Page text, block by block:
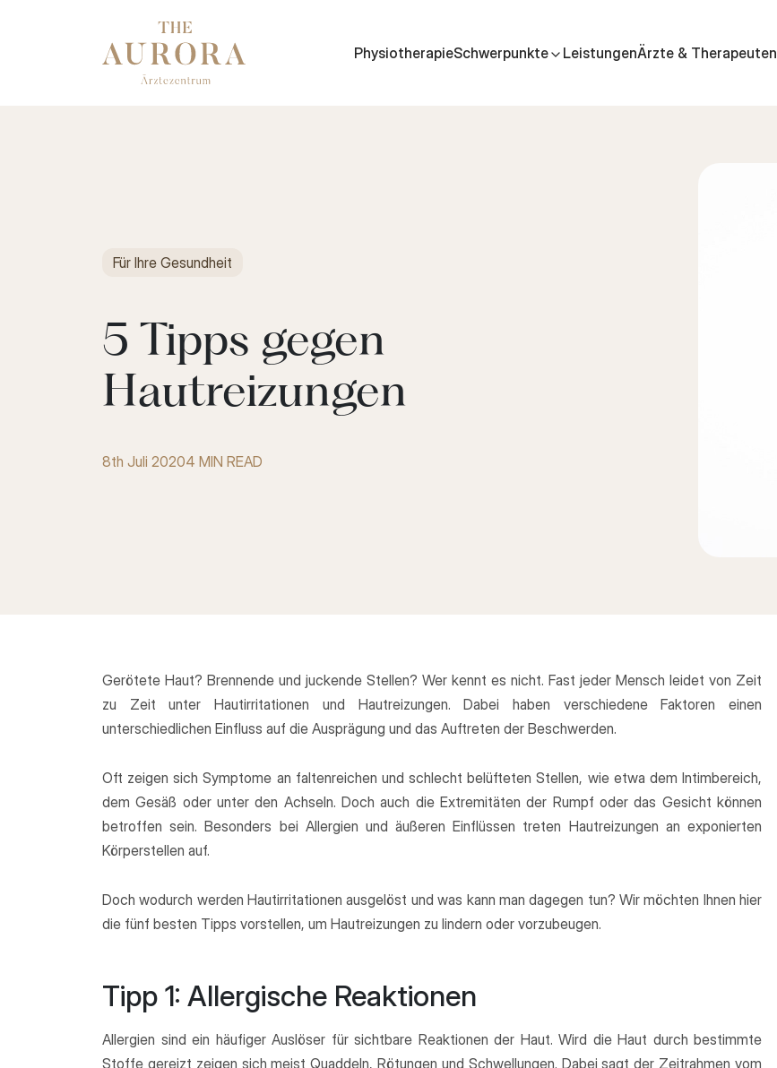
PhysiotherapieSchwerpunkte LeistungenÄrzte & Therapeuten
Für Ihre Gesundheit
5 Tipps gegen
Hautreizungen
8th Juli 20204 MIN READ
Gerötete Haut? Brennende und juckende Stellen? Wer kennt es nicht. Fast jeder Mensch leidet von Zeit
zu Zeit unter Hautirritationen und Hautreizungen. Dabei haben verschiedene Faktoren einen
unterschiedlichen Einfluss auf die Ausprägung und das Auftreten der Beschwerden.
Oft zeigen sich Symptome an faltenreichen und schlecht belüfteten Stellen, wie etwa dem Intimbereich,
dem Gesäß oder unter den Achseln. Doch auch die Extremitäten der Rumpf oder das Gesicht können
betroffen sein. Besonders bei Allergien und äußeren Einflüssen treten Hautreizungen an exponierten
Körperstellen auf.
Doch wodurch werden Hautirritationen ausgelöst und was kann man dagegen tun? Wir möchten Ihnen hier
die fünf besten Tipps vorstellen, um Hautreizungen zu lindern oder vorzubeugen.
Tipp 1: Allergische Reaktionen
Allergien sind ein häufiger Auslöser für sichtbare Reaktionen der Haut. Wird die Haut durch bestimmte
Stoffe gereizt zeigen sich meist Quaddeln, Rötungen und Schwellungen. Dabei sagt der Zeitrahmen vom